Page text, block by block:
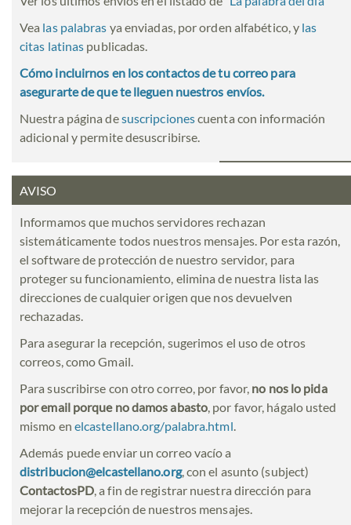
Vea las palabras ya enviadas, por orden alfabético, y las
citas latinas publicadas.
Cómo incluirnos en los contactos de tu correo para
asegurarte de que te lleguen nuestros envíos.
Nuestra página desuscripcionescuenta con información
adicional y permite desuscribirse.
AVISO
Informamos que muchos servidores rechazan
sistemáticamente todos nuestros mensajes. Por esta razón,
el software de protección de nuestro servidor, para
proteger su funcionamiento, elimina de nuestra lista las
direcciones de cualquier origen que nos devuelven
rechazadas.
Para asegurar la recepción, sugerimos el uso de otros
correos, como Gmail.
Para suscribirse con otro correo, por favor, no nos lo pida
por email porque no damos abasto, por favor, hágalo usted
mismo en elcastellano.org/palabra.html.
Además puede enviar un correo vacío a
distribucion@elcastellano.org, con el asunto (subject)
ContactosPD, a fin de registrar nuestra dirección para
mejorar la recepción de nuestros mensajes.